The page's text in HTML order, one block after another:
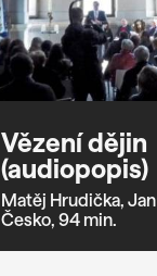
Vězení dějin
(audiopopis)
Matěj Hrudička,
Česko, 94 min.